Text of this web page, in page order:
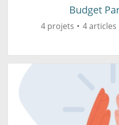
Budget
4 projets 4 articles